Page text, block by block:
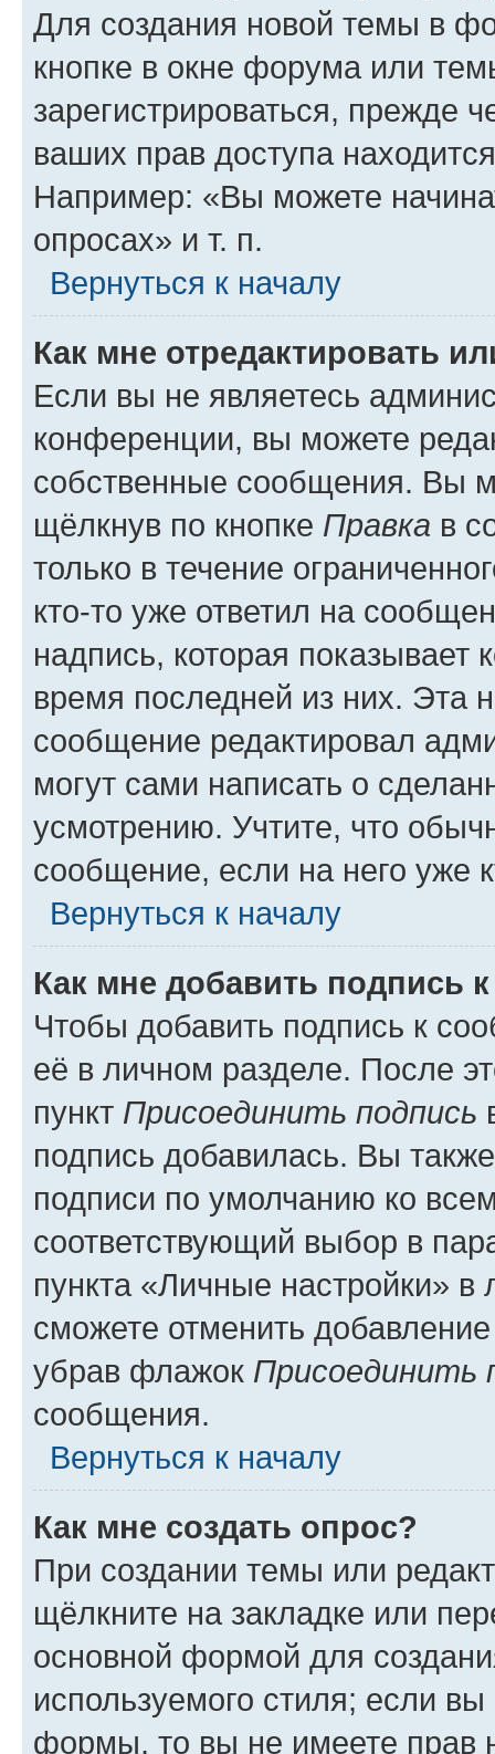
Для создания новой темы в
кнопке в окне форума или
зарегистрироваться, прежде
ваших прав доступа
Например: «Вы можете
опросах» и т. п.
Вернуться к началу
Как мне отредактировать
Если вы не являетесь
конференции, вы можете
собственные сообщения. Вы
щёлкнув по кнопке Правка в
только в течение
кто-то уже ответил на
надпись, которая показывает
время последней из них. Эта
сообщение редактировал
могут сами написать о
усмотрению. Учтите, что
сообщение, если на него уже
Вернуться к началу
Как мне добавить подпись
Чтобы добавить подпись к
её в личном разделе. После
пункт Присоединить подпись
подпись добавилась. Вы
подписи по умолчанию ко
соответствующий выбор в
пункта «Личные настройки»
сможете отменить
убрав флажок Присоединить
сообщения.
Вернуться к началу
Как мне создать опрос?
При создании темы или
щёлкните на закладке или
основной формой для
используемого стиля; если
формы, то вы не имеете прав